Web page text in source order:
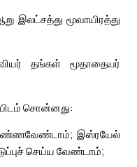
மூவாயிரத்து
தங்கள் மூதாதையர்
சொன்னது:
எண்ணவேண்டாம்; இஸ்ரயேல்
செய்ய வேண்டாம்;